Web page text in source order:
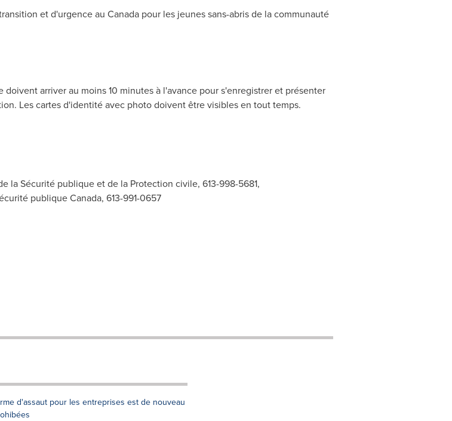
et d'urgence au Canadapour les jeunes sans-abris de la communauté
arriver au moins 10 minutes à l'avance pour s'enregistrer et présenter
Les cartes d'identité avec photo doivent être visibles en tout temps.
la Sécurité publique et de la Protection civile, 613-998-5681,
publique Canada, 613-991-0657
d'assaut pour les entreprises est de nouveau